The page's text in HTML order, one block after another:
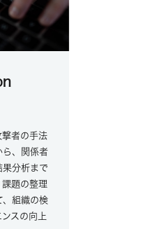
撃者の手法
ら、関係者
果分析まで
題の整理
、組織の検
スの向上